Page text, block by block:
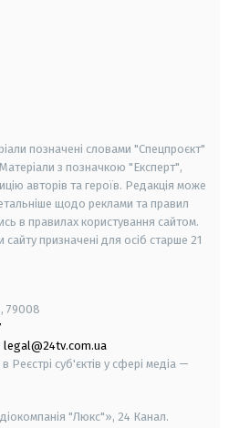
позначені словами "Спецпроєкт"
з позначкою "Експерт",
авторів та героїв. Редакція може
щодо реклами та правил
в правилах користування сайтом.
сайту призначені для осіб старше 21
79008
legal@24tv.com.ua
Реєстрі суб'єктів у сфері медіа —
"Люкс"», 24 Канал.